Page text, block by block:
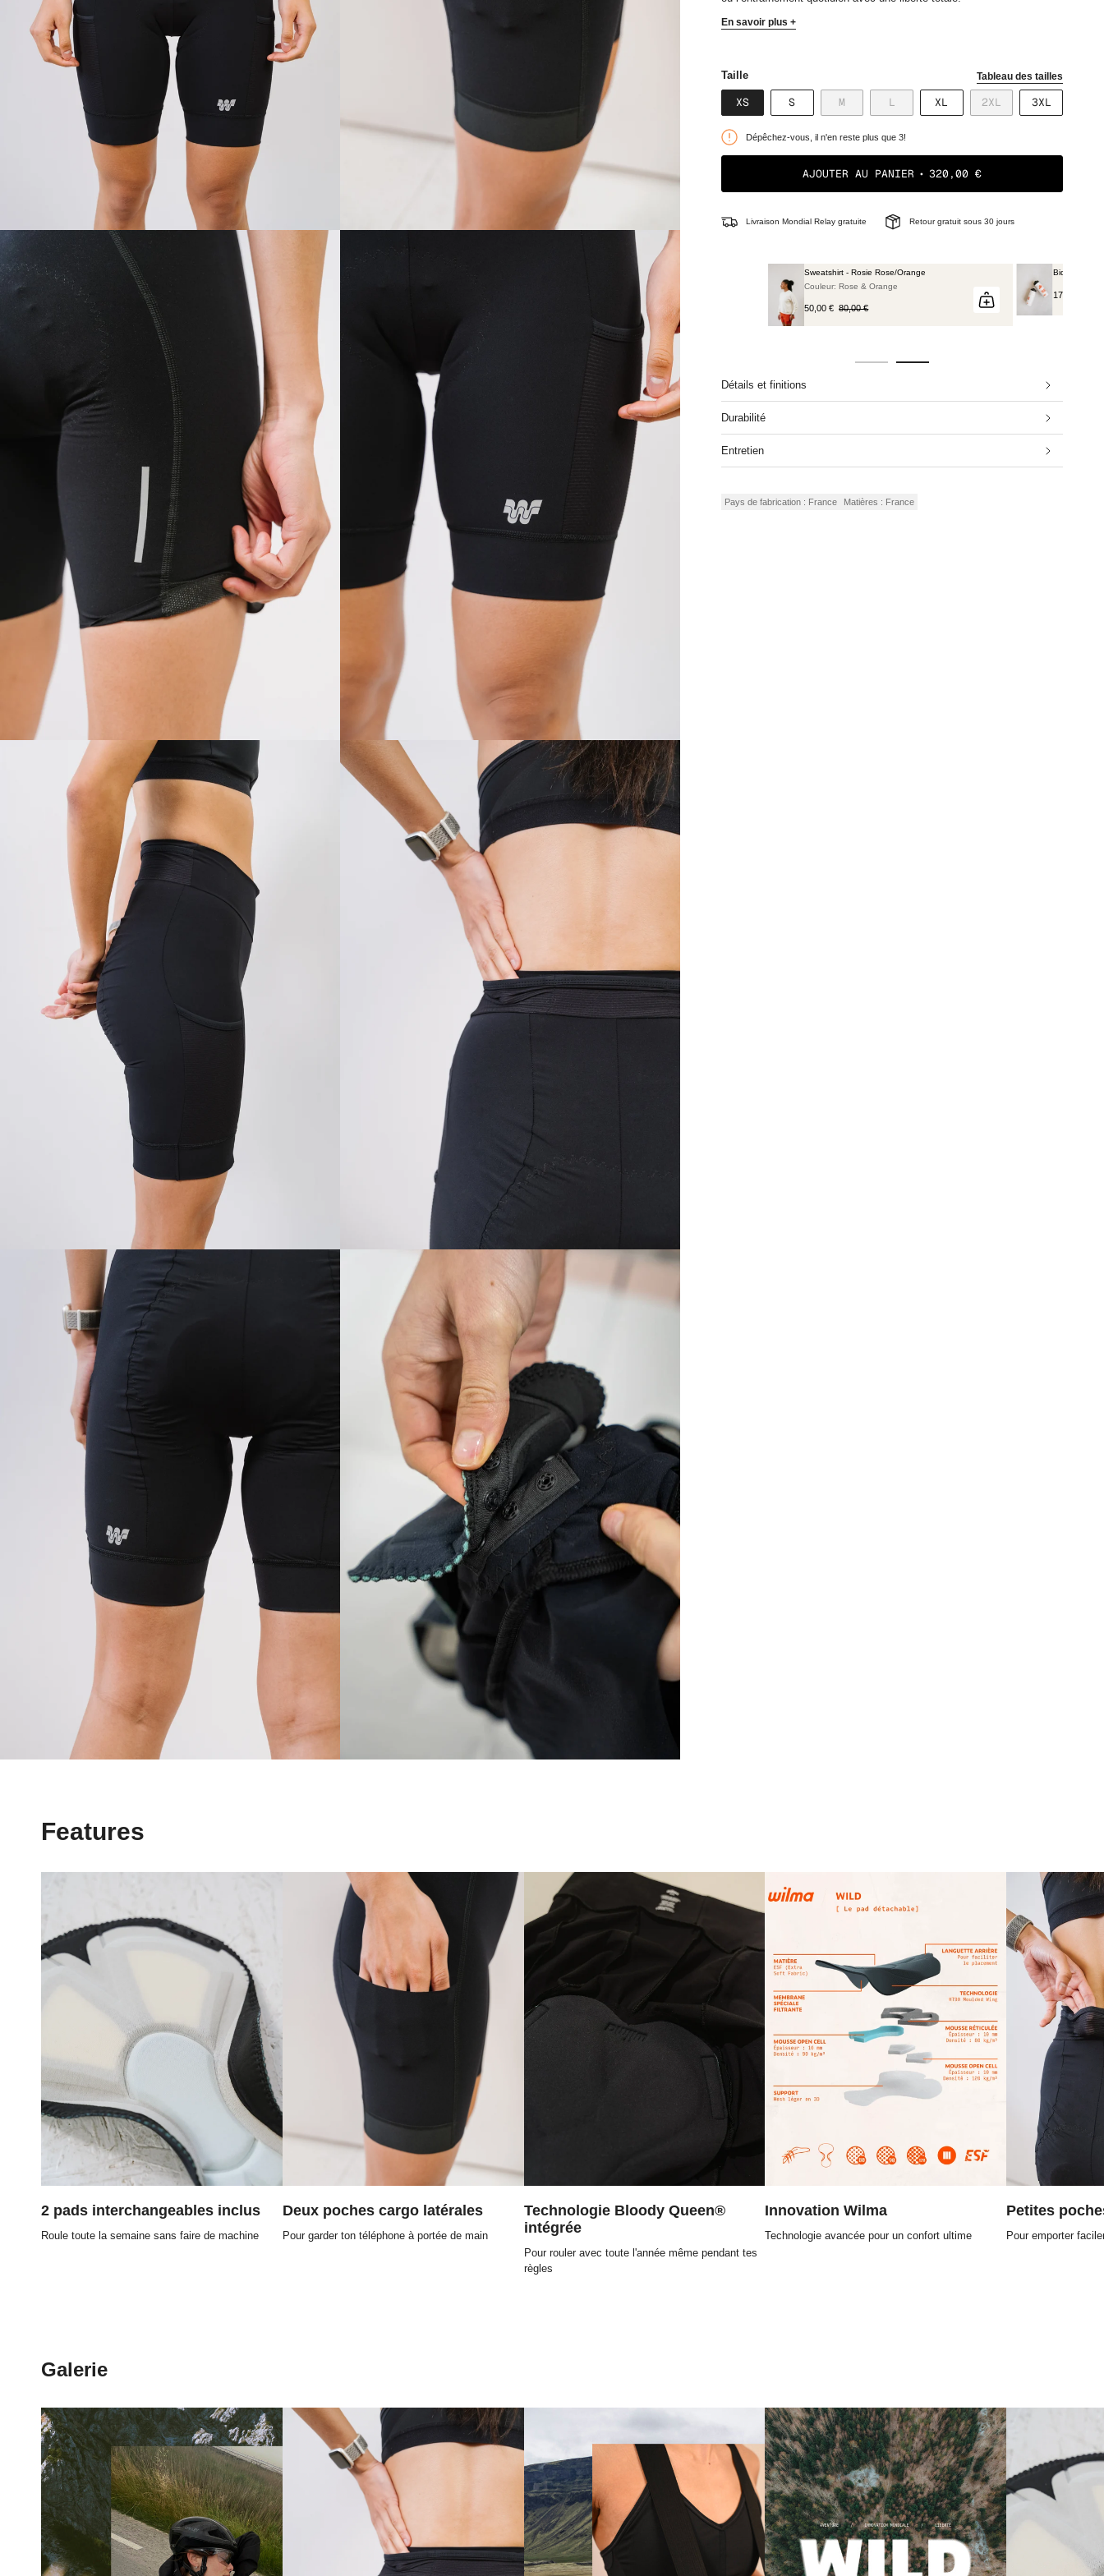
En savoir plus +
Taille Tableau des tailles
XSVARIANTE
ÉPUISÉE
NON
DISPONIBLE
SVARIANTE
ÉPUISÉE
NON
DISPONIBLE
M VARIANTE
ÉPUISÉE
NON
DISPONIBLE
L VARIANTE
ÉPUISÉE
NON
DISPONIBLE
XL VARIANTE
ÉPUISÉE
DISPONIBLE
2XL VARIANTE
ÉPUISÉE
DISPONIBLE
3XL
ÉPUISÉE
Dépêchez-vous, il n'en reste plus que 3!
AJOUTER AU PANIER 320,00 €
Livraison Mondial Relay gratuite Retour gratuit sous 30 jours
Bidon de cyclisme 650 ml
Sweatshirt - Rosie Rose/Orange
Couleur: Rose & Orange
Features
2 pads interchangeables inclus
Roule toute la semaine sans faire de machine
Deux poches cargo latérales
Pour garder ton téléphone à portée de main
Technologie Bloody Queen®
intégrée
Pour rouler avec toute l'année même pendant tes
règles
Innovation Wilma
Technologie avancée pour un confort ultime
Petites
Pour emporter
Galerie